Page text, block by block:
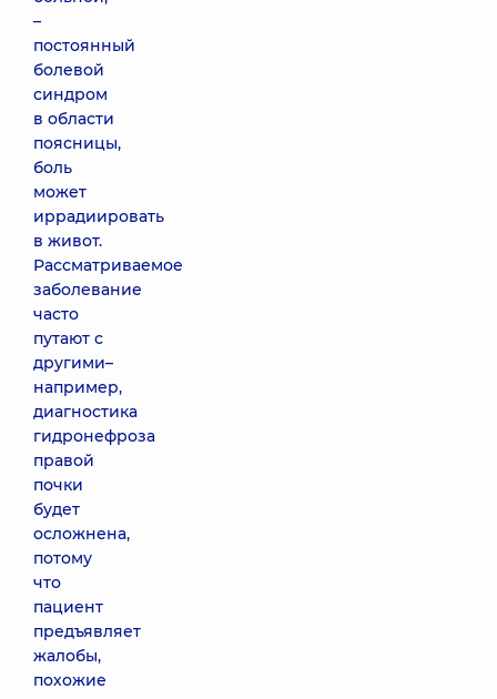
–
постоянный
болевой
синдром
в области
поясницы,
боль
может
иррадиировать
в живот.
Рассматриваемое
заболевание
часто
путают с
другими–
например,
диагностика
гидронефроза
правой
почки
будет
осложнена,
потому
что
пациент
предъявляет
жалобы,
похожие